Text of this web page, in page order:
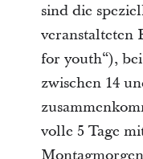
sind die
veranstalteten
for youth“),
zwischen 14
volle 5 Tage